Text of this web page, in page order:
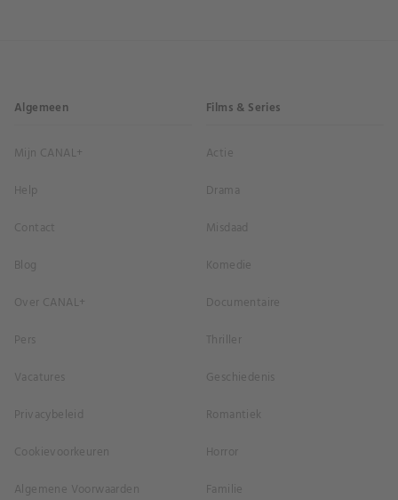
Algemeen
Mijn CANAL+
Help
Contact
Blog
Over CANAL+
Pers
Vacatures
Privacybeleid
Cookievoorkeuren
Algemene Voorwaarden
Films & Series
Actie
Drama
Misdaad
Komedie
Documentaire
Thriller
Geschiedenis
Romantiek
Horror
Familie